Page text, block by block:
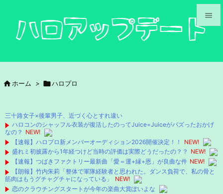



次へ

検索
 ホーム > ハロプロ
三十路女子×後輩男子、近づく心とすれ違い
ハロコンのシャッフル衣装が復活したのってJuice=Juiceがバズったおかげ
なの？ NEW!
【速報】ハロプロ新メンバーオーディション2026開催決定！！
NEW!
盛れミ初披露から1年経つけど当時の評価は実際どうだったの？？ NEW!
【速報】つばきファクトリー最新曲「愛＝運+縁+恩」が良曲な件 NEW!
【朗報】竹内朱莉「整体で軍隊経験者と思われた。ダンス負荷で、私の骨と
筋肉はもうグチャグチャになっている」
NEW!
恋のクラウチングスタートが今年の楽曲大賞ぽいよな